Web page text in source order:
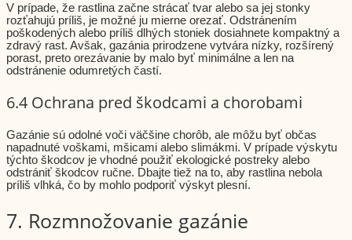
V prípade, že rastlina začne strácať tvar alebo sa jej stonky
rozťahujú príliš, je možné ju mierne orezať. Odstránením
poškodených alebo príliš dlhých stoniek dosiahnete kompaktný a
zdravý rast. Avšak, gazánia prirodzene vytvára nízky, rozšírený
porast, preto orezávanie by malo byť minimálne a len na
odstránenie odumretých častí.
6.4 Ochrana pred škodcami a chorobami
Gazánie sú odolné voči väčšine chorôb, ale môžu byť občas
napadnuté voškami, mšicami alebo slimákmi. V prípade výskytu
týchto škodcov je vhodné použiť ekologické postreky alebo
odstrániť škodcov ručne. Dbajte tiež na to, aby rastlina nebola
príliš vlhká, čo by mohlo podporiť výskyt plesní.
7. Rozmnožovanie gazánie